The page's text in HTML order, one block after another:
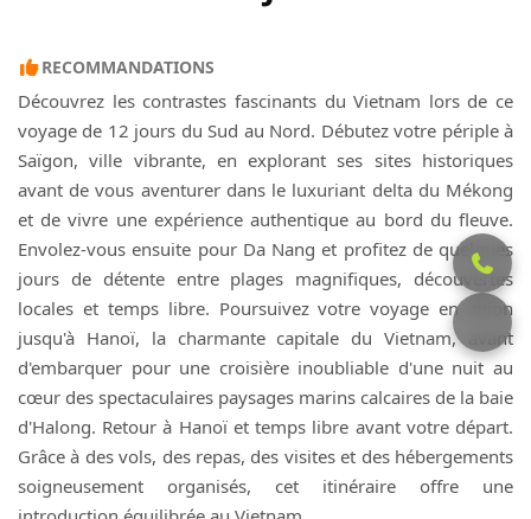
RECOMMANDATIONS
Découvrez les contrastes fascinants du Vietnam lors de ce
voyage de 12 jours du Sud au Nord. Débutez votre périple à
Saïgon, ville vibrante, en explorant ses sites historiques
avant de vous aventurer dans le luxuriant delta du Mékong
et de vivre une expérience authentique au bord du fleuve.
Envolez-vous ensuite pour Da Nang et profitez de quelques
jours de détente entre plages magnifiques, découvertes
locales et temps libre. Poursuivez votre voyage en avion
jusqu'à Hanoï, la charmante capitale du Vietnam, avant
d'embarquer pour une croisière inoubliable d'une nuit au
cœur des spectaculaires paysages marins calcaires de la baie
d'Halong. Retour à Hanoï et temps libre avant votre départ.
Grâce à des vols, des repas, des visites et des hébergements
soigneusement organisés, cet itinéraire offre une